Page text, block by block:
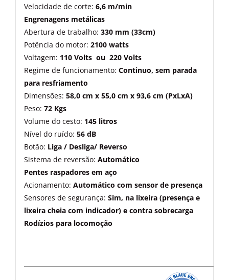
Velocidade de corte: 6,6 m/min
Engrenagens metálicas
Abertura de trabalho: 330 mm (33cm)
Potência do motor: 2100 watts
Voltagem: 110 Volts ou 220 Volts
Regime de funcionamento: Continuo, sem parada
para resfriamento
Dimensões: 58,0 cm x 55,0 cm x 93,6 cm (PxLxA)
Peso: 72 Kgs
Volume do cesto: 145 litros
Nível do ruído: 56 dB
Botão: Liga / Desliga/ Reverso
Sistema de reversão: Automático
Pentes raspadores em aço
Acionamento: Automático com sensor de presença
Sensores de segurança: Sim, na lixeira (presença e
lixeira cheia com indicador) e contra sobrecarga
Rodízios para locomoção